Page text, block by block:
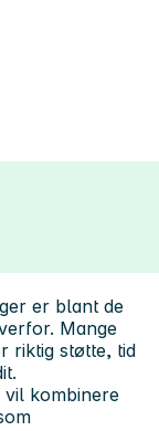
er blant de
Mange
riktig støtte, tid
vil kombinere